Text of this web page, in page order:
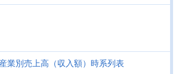
産業別売上高（収入額）時系列表